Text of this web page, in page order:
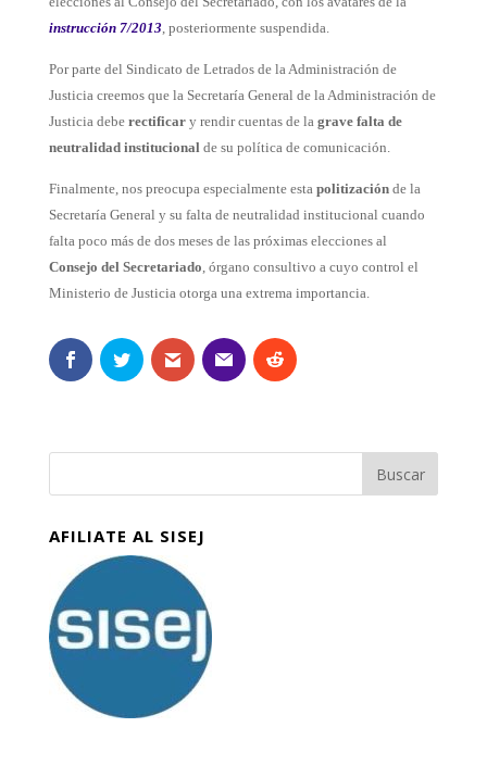
instrucción 7/2013, posteriormente suspendida.
Por parte del Sindicato de Letrados de la Administración de
Justicia creemos que la Secretaría General de la Administración de
Justicia debe rectificary rendir cuentas de la grave falta de
neutralidad institucionalde su política de comunicación.
Finalmente, nos preocupa especialmente esta politizaciónde la
Secretaría General y su falta de neutralidad institucional cuando
falta poco más de dos meses de las próximas elecciones al
Consejo del Secretariado, órgano consultivo a cuyo control el
Ministerio de Justicia otorga una extrema importancia.
AFILIATE AL SISEJ